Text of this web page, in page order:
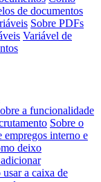
de documentos
Sobre PDFs
Variável de
a funcionalidade
Sobre o
empregos interno e
deixo
a caixa de